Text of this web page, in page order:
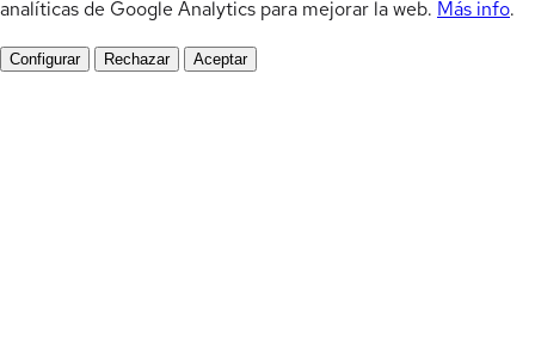
analíticas de Google Analytics para mejorar la web. Más info.
Configurar Rechazar Aceptar